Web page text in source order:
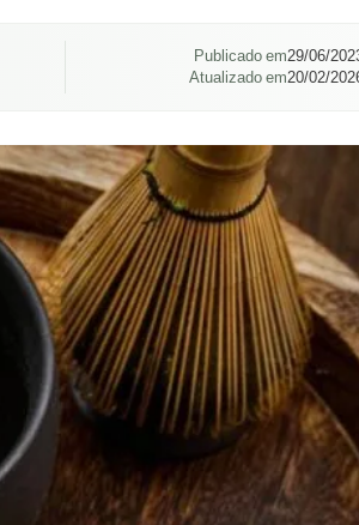
Publicado em29/06/
Atualizado em20/02/